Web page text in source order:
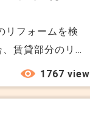
リフォームを検
賃貸部分のリ
いたことがあ
1767 view